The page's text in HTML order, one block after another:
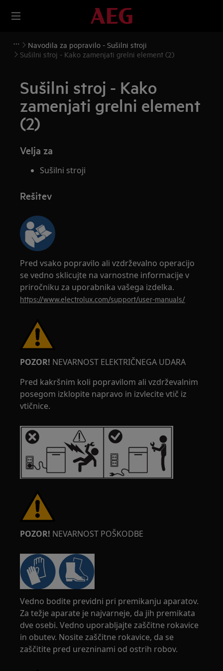
Navodila za popravilo - Sušilni stroji
Sušilni stroj - Kako zamenjati grelni element (2)
Sušilni stroj - Kako
zamenjati grelni element
(2)
Velja za
Sušilni stroji
Rešitev
Pred vsako popravilo ali vzdrževalno operacijo
se vedno sklicujte na varnostne informacije v
priročniku za uporabnika vašega izdelka.
https://www.electrolux.com/support/user-manuals/
POZOR! NEVARNOST ELEKTRIČNEGA UDARA
Pred kakršnim koli popravilom ali vzdrževalnim
posegom izklopite napravo in izvlecite vtič iz
vtičnice.
POZOR! NEVARNOST POŠKODBE
Vedno bodite previdni pri premikanju aparatov.
Za težje aparate je najvarneje, da jih premikata
dve osebi. Vedno uporabljajte zaščitne rokavice
in obutev. Nosite zaščitne rokavice, da se
zaščitite pred urezninami od ostrih robov.